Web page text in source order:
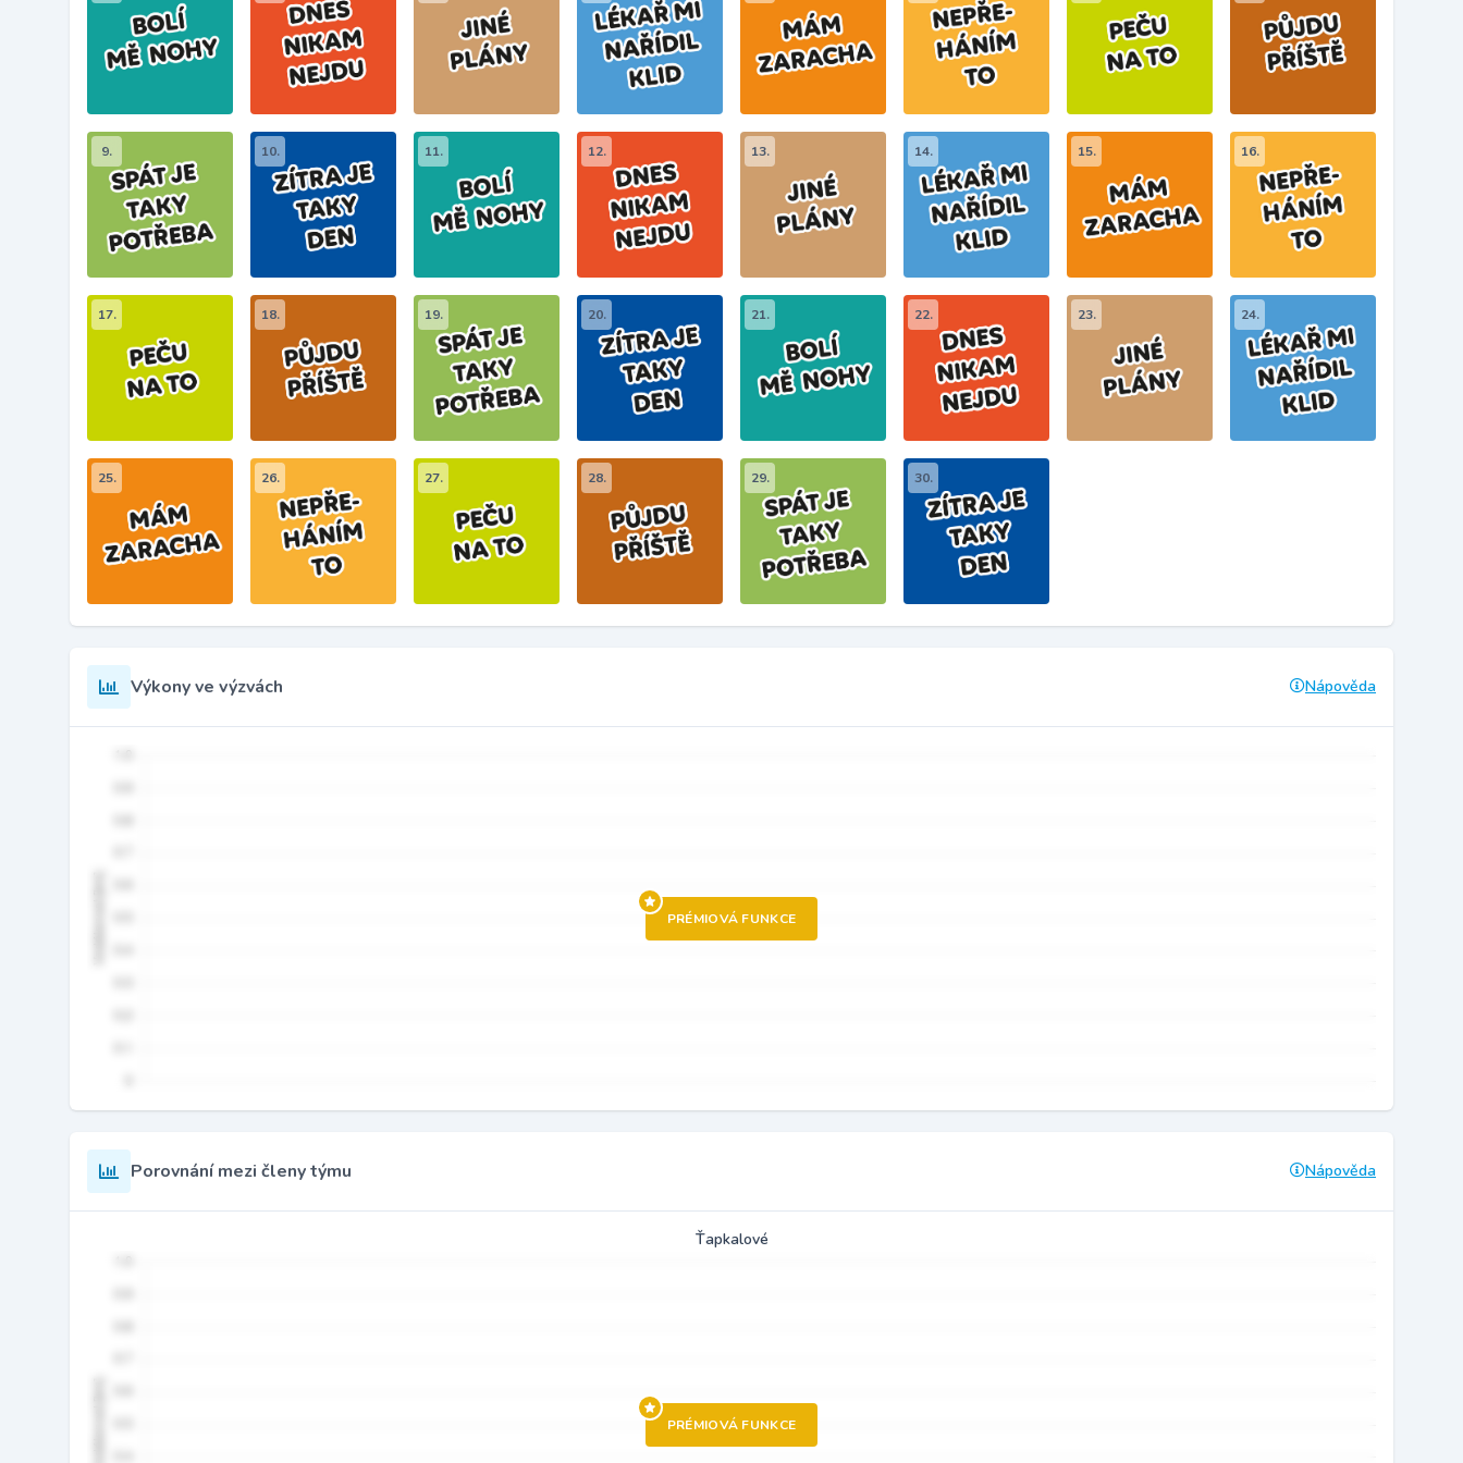
9. 10. 11. 12. 13. 14. 15. 16.
17. 18. 19. 20. 21. 22. 23. 24.
25. 26. 27. 28. 29. 30.
Výkony ve výzvách Nápověda
PRÉMIOVÁ FUNKCE
Porovnání mezi členy týmu Nápověda
Ťapkalové
PRÉMIOVÁ FUNKCE